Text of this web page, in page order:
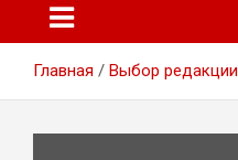
Главная Выбор редакции